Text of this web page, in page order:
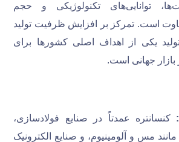
توانایی‌های تکنولوژیکی و حجم
است. تمرکز بر افزایش ظرفیت تولید
تولید یکی از اهداف اصلی کشورها برای
جهانی است.
کنسانتره عمدتاً در صنایع فولادسازی،
مس و آلومینیوم، و صنایع الکترونیک